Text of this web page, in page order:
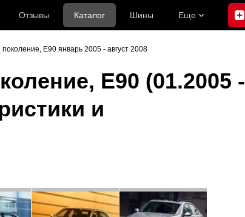
Отзывы Каталог Шины Еще
E90 январь 2005 - август 2008
E90 (01.2005 -
и